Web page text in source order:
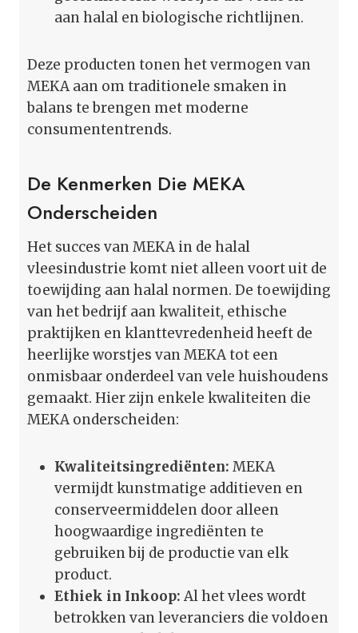
aan halal en biologische richtlijnen.
Deze producten tonen het vermogen van
MEKA aan om traditionele smaken in
balans te brengen met moderne
consumententrends.
De Kenmerken Die MEKA
Onderscheiden
Het succes van MEKA in de halal
vleesindustrie komt niet alleen voort uit de
toewijding aan halal normen. De toewijding
van het bedrijf aan kwaliteit, ethische
praktijken en klanttevredenheid heeft de
heerlijke worstjes van MEKA tot een
onmisbaar onderdeel van vele huishoudens
gemaakt. Hier zijn enkele kwaliteiten die
MEKA onderscheiden:
Kwaliteitsingrediënten: MEKA
vermijdt kunstmatige additieven en
conserveermiddelen door alleen
hoogwaardige ingrediënten te
gebruiken bij de productie van elk
product.
Ethiek in Inkoop: Al het vlees wordt
betrokken van leveranciers die voldoen